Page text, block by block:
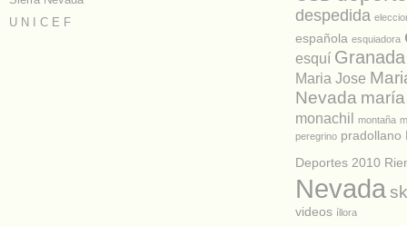
U N I C E F
despedida
española esquiadora
esquí Granada
Maria Jose
Nevada
monachil montaña
peregrino pradollano
Deportes 2010
Nevada
videos íllora